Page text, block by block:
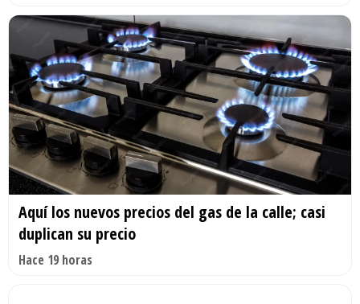
Aquí los nuevos precios del gas de la calle; casi
duplican su precio
Hace 19 horas